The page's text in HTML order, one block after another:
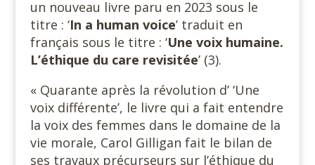
un nouveau livre paru en 2023 sous le
titre : ‘In a human voice’ traduit en
français sous le titre : ‘Une voix humaine.
L’éthique du care revisitée’ (3).
« Quarante après la révolution d’ ‘Une
voix différente’, le livre qui a fait entendre
la voix des femmes dans le domaine de la
vie morale, Carol Gilligan fait le bilan de
ses travaux précurseurs sur l’éthique du